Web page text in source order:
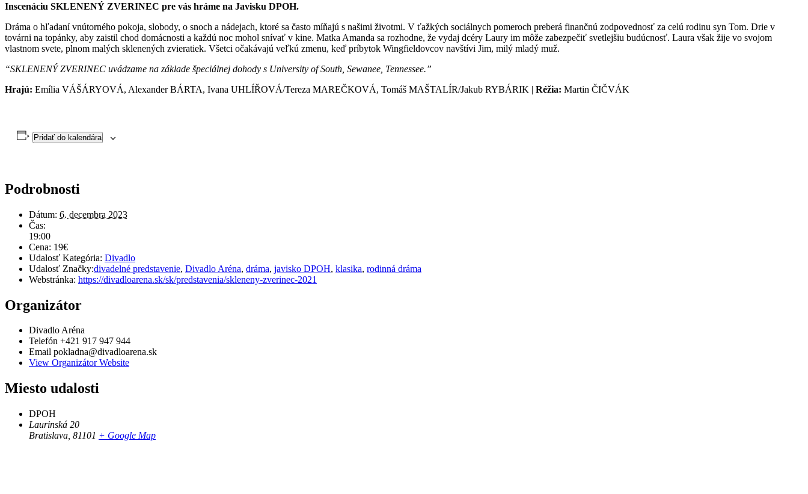
Inscenáciu SKLENENÝ ZVERINEC pre vás hráme na Javisku DPOH.
Dráma o hľadaní vnútorného pokoja, slobody, o snoch a nádejach, ktoré sa často míňajú s našimi životmi. V ťažkých sociálnych pomeroch preberá finančnú zodpovednosť za celú rodinu syn Tom. Drie v
továrni na topánky, aby zaistil chod domácnosti a každú noc mohol snívať v kine. Matka Amanda sa rozhodne, že vydaj dcéry Laury im môže zabezpečiť svetlejšiu budúcnosť. Laura však žije vo svojom
vlastnom svete, plnom malých sklenených zvieratiek. Všetci očakávajú veľkú zmenu, keď príbytok Wingfieldovcov navštívi Jim, milý mladý muž.
“SKLENENÝ ZVERINEC uvádzame na základe špeciálnej dohody s University of South, Sewanee, Tennessee.”
Hrajú: Emília VÁŠÁRYOVÁ, Alexander BÁRTA, Ivana UHLÍŘOVÁ/Tereza MAREČKOVÁ, Tomáš MAŠTALÍR/Jakub RYBÁRIK | Réžia: Martin ČIČVÁK
Pridať do kalendára
Podrobnosti
Dátum: 6. decembra 2023
Čas:
19:00
Cena: 19€
Udalosť Kategória: Divadlo
Udalosť Značky:divadelné predstavenie, Divadlo Aréna, dráma, javisko DPOH, klasika, rodinná dráma
Webstránka: https://divadloarena.sk/sk/predstavenia/skleneny-zverinec-2021
Organizátor
Divadlo Aréna
Telefón +421 917 947 944
Email pokladna@divadloarena.sk
View Organizátor Website
Miesto udalosti
DPOH
Laurinská 20
Bratislava 81101 + Google Map